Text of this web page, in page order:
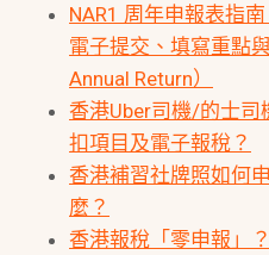
NAR1 周年申報表指
電子提交、填寫重點
Annual Return）
香港Uber司機/的士司
扣項目及電子報稅？
香港補習社牌照如何
麼？
香港報稅「零申報」